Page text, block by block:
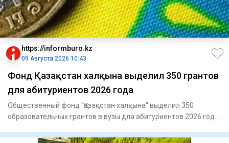
https://informburo.kz
09 Августа 2026 10:43
Фонд Қазақстан халқына выделил 350 грантов
для абитуриентов 2026 года
Общественный фонд "Қазақстан халқына" выделил 350
образовательных грантов в вузы для абитуриентов 2026 года,